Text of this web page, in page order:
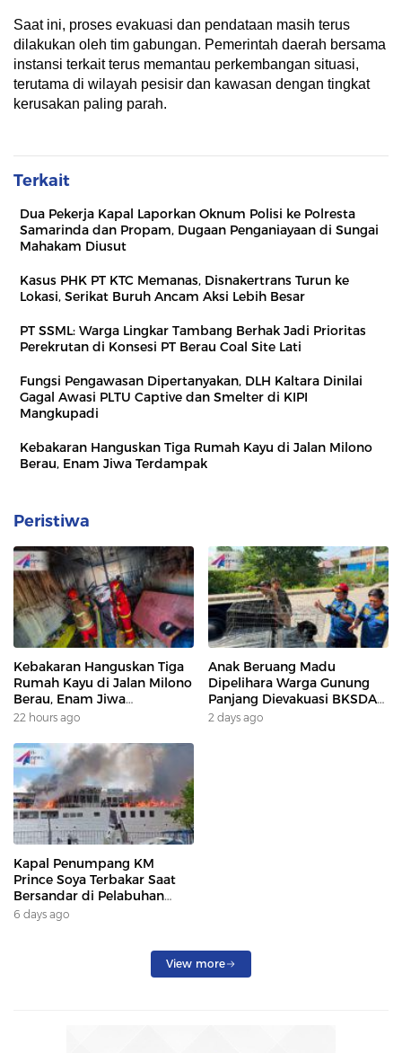
Saat ini, proses evakuasi dan pendataan masih terus
dilakukan oleh tim gabungan. Pemerintah daerah bersama
instansi terkait terus memantau perkembangan situasi,
terutama di wilayah pesisir dan kawasan dengan tingkat
kerusakan paling parah.
Terkait
Dua Pekerja Kapal Laporkan Oknum Polisi ke Polresta
Samarinda dan Propam, Dugaan Penganiayaan di Sungai
Mahakam Diusut
Kasus PHK PT KTC Memanas, Disnakertrans Turun ke
Lokasi, Serikat Buruh Ancam Aksi Lebih Besar
PT SSML: Warga Lingkar Tambang Berhak Jadi Prioritas
Perekrutan di Konsesi PT Berau Coal Site Lati
Fungsi Pengawasan Dipertanyakan, DLH Kaltara Dinilai
Gagal Awasi PLTU Captive dan Smelter di KIPI
Mangkupadi
Kebakaran Hanguskan Tiga Rumah Kayu di Jalan Milono
Berau, Enam Jiwa Terdampak
Peristiwa
Kebakaran Hanguskan Tiga
Rumah Kayu di Jalan Milono
Berau, Enam Jiwa
Terdampak
22 hours ago
Anak Beruang Madu
Dipelihara Warga Gunung
Panjang Dievakuasi BKSDA
Dan DAMKAR
2 days ago
Kapal Penumpang KM
Prince Soya Terbakar Saat
Bersandar di Pelabuhan
Samarinda, Keberangkatan
6 days ago
View more